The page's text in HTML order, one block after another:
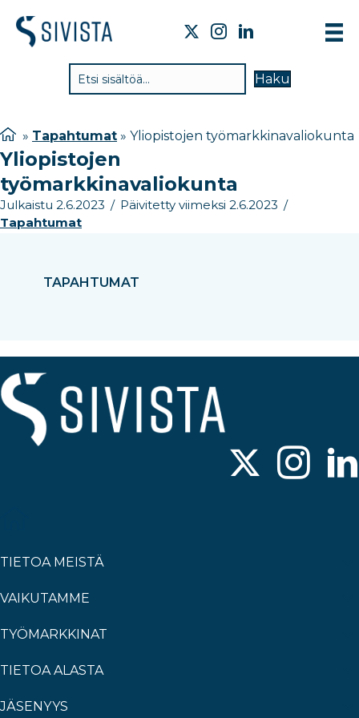
Haku
TAPAHTUMAT
» Tapahtumat » Yliopistojen työmarkkinavaliokunta
Yliopistojen
työmarkkinavaliokunta
Julkaistu 2.6.2023 / Päivitetty viimeksi 2.6.2023 /
Tapahtumat
TIETOA MEISTÄ
VAIKUTAMME
TYÖMARKKINAT
TIETOA ALASTA
JÄSENYYS